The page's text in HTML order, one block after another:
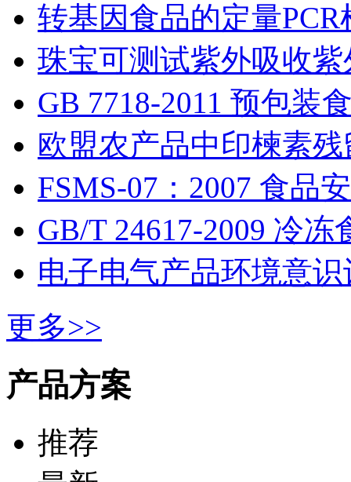
转基因食品的定量PCR
珠宝可测试紫外吸收
GB 7718-2011 预包装
欧盟农产品中印楝素
FSMS-07：2007 食品
GB/T 24617-2009 冷
电子电气产品环境意
更多>>
产品方案
推荐